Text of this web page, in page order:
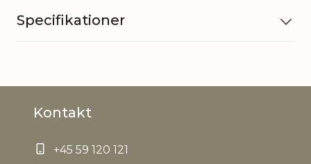
Specifikationer
Brændetid
Øvrig
Kontakt
+45 59 120 121